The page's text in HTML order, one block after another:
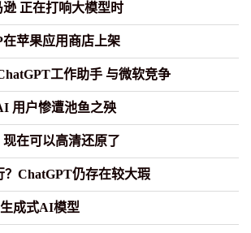
正在打响大模型时
苹果应用商店上架
工作助手 与微软竞争
用户惨遭池鱼之殃
在可以高清还原了
ChatGPT仍存在较大瑕
成式AI模型